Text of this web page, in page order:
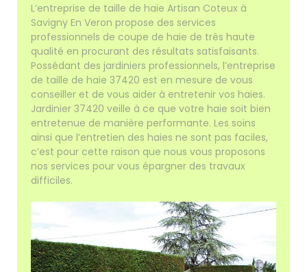
L’entreprise de taille de haie Artisan Coteux à
Savigny En Veron propose des services
professionnels de coupe de haie de très haute
qualité en procurant des résultats satisfaisants.
Possédant des jardiniers professionnels, l’entreprise
de taille de haie 37420 est en mesure de vous
conseiller et de vous aider à entretenir vos haies.
Jardinier 37420 veille à ce que votre haie soit bien
entretenue de manière performante. Les soins
ainsi que l’entretien des haies ne sont pas faciles,
c’est pour cette raison que nous vous proposons
nos services pour vous épargner des travaux
difficiles.